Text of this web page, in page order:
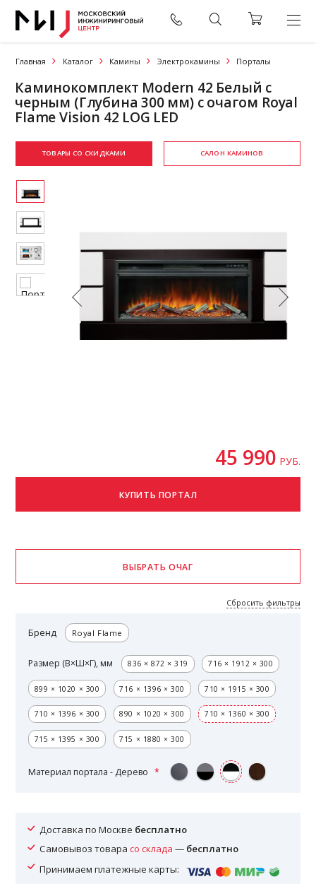
Главная Каталог Камины Электрокамины Порталы
Каминокомплект Modern 42 Белый с
черным (Глубина 300 мм) с очагом Royal
Flame Vision 42 LOG LED
ТОВАРЫ СО СКИДКАМИ САЛОН КАМИНОВ
45 990 РУБ.
Бренд Royal Flame
Размер (В×Ш×Г), мм 836 × 872 × 319 716 × 1912 × 300
899 × 1020 × 300 716 × 1396 × 300 710 × 1915 × 300
710 × 1396 × 300 890 × 1020 × 300 710 × 1360 × 300
715 × 1395 × 300 715 × 1880 × 300
Материал портала - Дерево
Сбросить фильтры
Доставка по Москве бесплатно
Самовывоз товарасо склада — бесплатно
Принимаем платежные карты: